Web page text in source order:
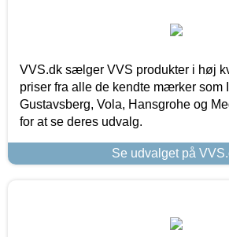
VVS.dk sælger VVS produkter i høj
priser fra alle de kendte mærker som
Gustavsberg, Vola, Hansgrohe og
for at se deres udvalg.
Se udvalget på